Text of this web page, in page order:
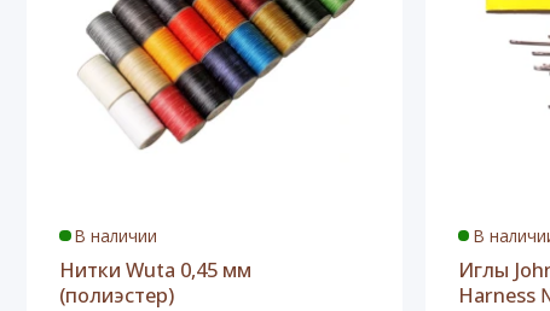
В наличии
Нитки Wuta 0,45 мм
(полиэстер)
В
Иглы
Harness